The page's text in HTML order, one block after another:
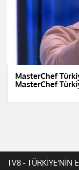
MasterChef
MasterChef
TV8 - TÜRKİYE'NİN